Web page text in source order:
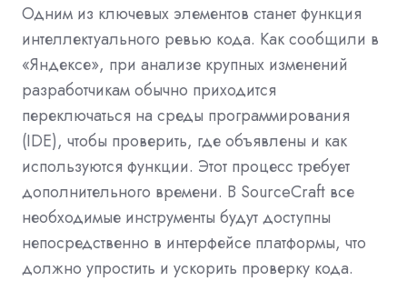
Одним из ключевых элементов станет функция
интеллектуального ревью кода. Как сообщили в
«Яндексе», при анализе крупных изменений
разработчикам обычно приходится
переключаться на среды программирования
(IDE), чтобы проверить, где объявлены и как
используются функции. Этот процесс требует
дополнительного времени. В SourceCraft все
необходимые инструменты будут доступны
непосредственно в интерфейсе платформы, что
должно упростить и ускорить проверку кода.